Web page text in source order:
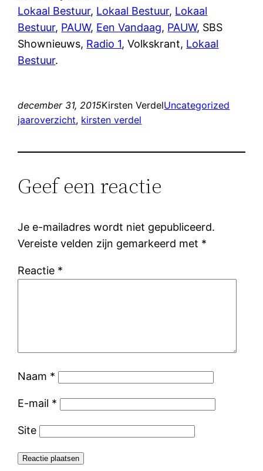
Lokaal Bestuur, Lokaal Bestuur, Lokaal
Bestuur, PAUW, Een Vandaag, PAUW, SBS
Shownieuws, Radio 1, Volkskrant, Lokaal
Bestuur.
december 31, 2015Kirsten VerdelUncategorized
jaaroverzicht, kirsten verdel
Geef een reactie
Je e-mailadres wordt niet gepubliceerd.
Vereiste velden zijn gemarkeerd met *
Reactie *
Naam *
E-mail *
Site